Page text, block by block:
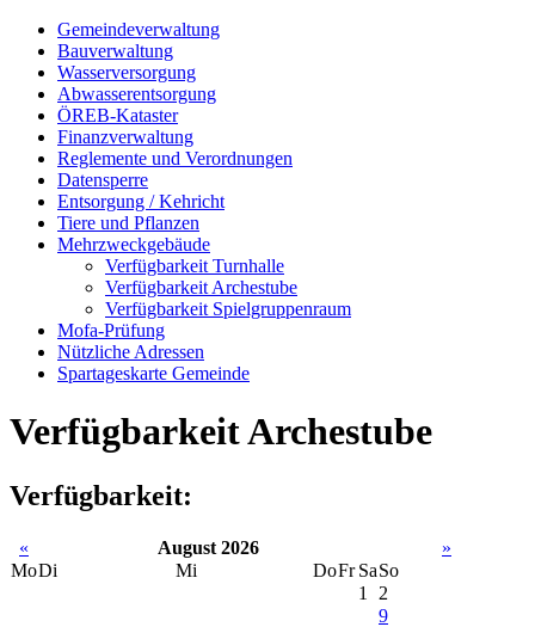
Gemeindeverwaltung
Bauverwaltung
Wasserversorgung
Abwasserentsorgung
ÖREB-Kataster
Finanzverwaltung
Reglemente und Verordnungen
Datensperre
Entsorgung / Kehricht
Tiere und Pflanzen
Mehrzweckgebäude
Verfügbarkeit Turnhalle
Verfügbarkeit Archestube
Verfügbarkeit Spielgruppenraum
Mofa-Prüfung
Nützliche Adressen
Spartageskarte Gemeinde
Verfügbarkeit Archestube
Verfügbarkeit:
« August 2026
»
MoDi Mi DoFr SaSo
1
2
9